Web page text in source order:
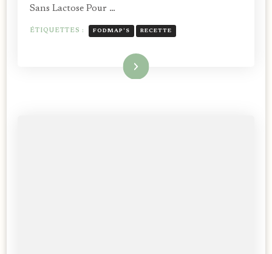
Sans Lactose Pour …
ÉTIQUETTES : FODMAP'S RECETTE
Lire la suite